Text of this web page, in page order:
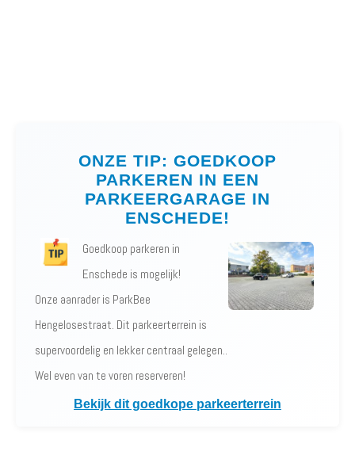
ONZE TIP: GOEDKOOP
PARKEREN IN EEN
PARKEERGARAGE IN
ENSCHEDE!
Goedkoop parkeren in
Enschede is mogelijk!
Onze aanrader is ParkBee
Hengelosestraat. Dit parkeerterrein is
supervoordelig en lekker centraal gelegen..
Wel even van te voren reserveren!
Bekijk dit goedkope parkeerterrein